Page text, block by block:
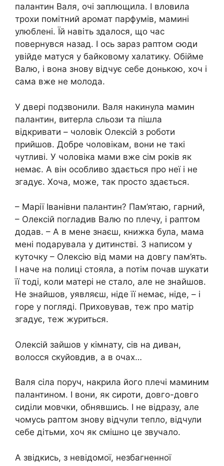
палантин Валя, очі заплющила. І вловила
трохи помітний аромат парфумів, мамині
улюблені. Їй навіть здалося, що час
повернувся назад. І ось зараз раптом сюди
увійде матуся у байковому халатику. Обійме
Валю, і вона знову відчує себе донькою, хоч і
сама вже не молода.
У двері подзвонили. Валя накинула мамин
палантин, витерла сльози та пішла
відкривати – чоловік Олексій з роботи
прийшов. Добре чоловікам, вони не такі
чутливі. У чоловіка мами вже сім років як
немає. А він особливо здається про неї і не
згадує. Хоча, може, так просто здається.
– Марії Іванівни палантин? Пам’ятаю, гарний,
– Олексій погладив Валю по плечу, і раптом
додав. – А в мене знаєш, книжка була, мама
мені подарувала у дитинстві. З написом у
куточку – Олексію від мами на довгу пам’ять.
І наче на полиці стояла, а потім почав шукати
її тоді, коли матері не стало, але не знайшов.
Не знайшов, уявляєш, ніде її немає, ніде, – і
горе у погляді. Приховував, теж про матір
згадує, теж журиться.
Олексій зайшов у кімнату, сів на диван,
волосся скуйовдив, а в очах…
Валя сіла поруч, накрила його плечі маминим
палантином. І вони, як сироти, довго-довго
сиділи мовчки, обнявшись. І не відразу, але
чомусь раптом знову відчули тепло, відчули
себе дітьми, хоч як смішно це звучало.
А звідкись, з невідомої, незбагненної